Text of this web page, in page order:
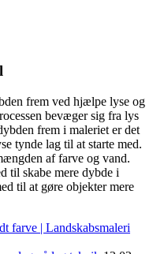
frem ved hjælpe lyse og
bevæger sig fra lys
frem i maleriet er det
tynde lag til at starte med.
af farve og vand.
til skabe mere dybde i
til at gøre objekter mere
farve | Landskabsmaleri